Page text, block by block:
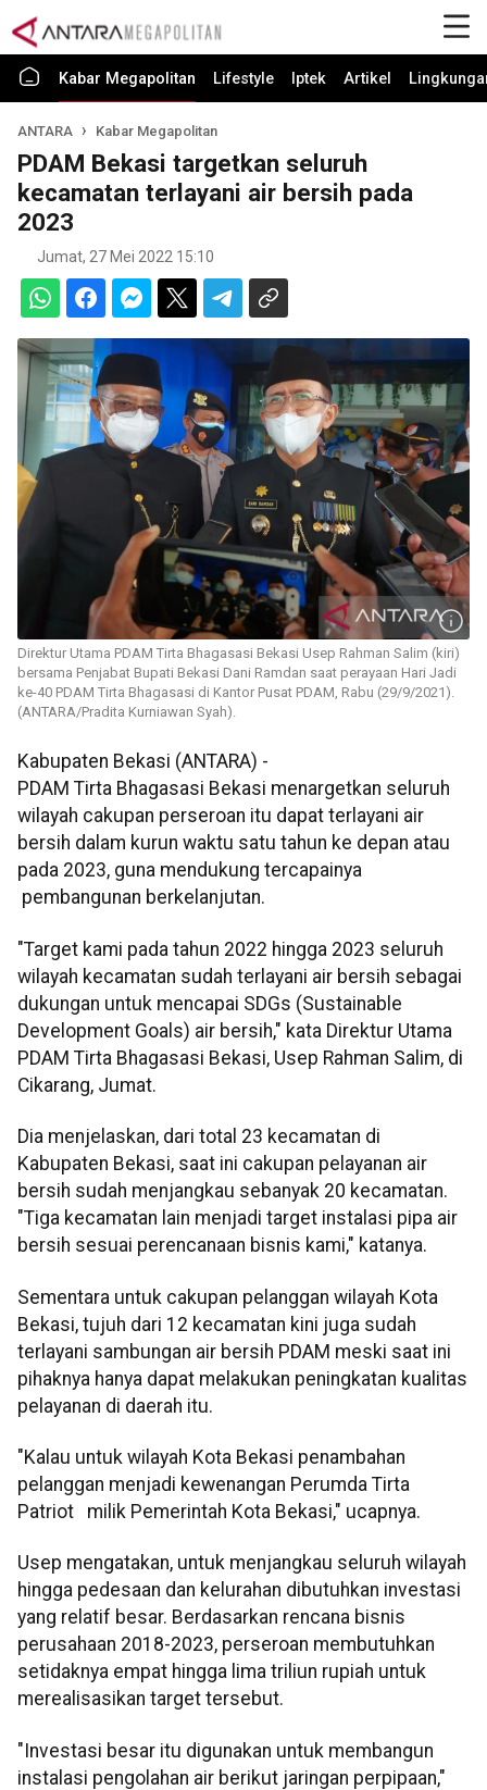
Kabar Megapolitan Lifestyle Iptek Artikel
ANTARA Kabar Megapolitan
PDAM Bekasi targetkan seluruh
kecamatan terlayani air bersih pada
2023
Jumat, 27 Mei 2022 15:10
Direktur Utama PDAM Tirta Bhagasasi Bekasi Usep Rahman Salim (kiri)
bersama Penjabat Bupati Bekasi Dani Ramdan saat perayaan Hari Jadi
ke-40 PDAM Tirta Bhagasasi di Kantor Pusat PDAM, Rabu (29/9/2021).
(ANTARA/Pradita Kurniawan Syah).
Kabupaten Bekasi (ANTARA) -
PDAM Tirta Bhagasasi Bekasi menargetkan seluruh
wilayah cakupan perseroan itu dapat terlayani air
bersih dalam kurun waktu satu tahun ke depan atau
pada 2023, guna mendukung tercapainya
pembangunan berkelanjutan.
"Target kami pada tahun 2022 hingga 2023 seluruh
wilayah kecamatan sudah terlayani air bersih sebagai
dukungan untuk mencapai SDGs (Sustainable
Development Goals) air bersih," kata Direktur Utama
PDAM Tirta Bhagasasi Bekasi, Usep Rahman Salim, di
Cikarang, Jumat.
Dia menjelaskan, dari total 23 kecamatan di
Kabupaten Bekasi, saat ini cakupan pelayanan air
bersih sudah menjangkau sebanyak 20 kecamatan.
"Tiga kecamatan lain menjadi target instalasi pipa air
bersih sesuai perencanaan bisnis kami," katanya.
Sementara untuk cakupan pelanggan wilayah Kota
Bekasi, tujuh dari 12 kecamatan kini juga sudah
terlayani sambungan air bersih PDAM meski saat ini
pihaknya hanya dapat melakukan peningkatan kualitas
pelayanan di daerah itu.
"Kalau untuk wilayah Kota Bekasi penambahan
pelanggan menjadi kewenangan Perumda Tirta
Patriot milik Pemerintah Kota Bekasi," ucapnya.
Usep mengatakan, untuk menjangkau seluruh wilayah
hingga pedesaan dan kelurahan dibutuhkan investasi
yang relatif besar. Berdasarkan rencana bisnis
perusahaan 2018-2023, perseroan membutuhkan
setidaknya empat hingga lima triliun rupiah untuk
merealisasikan target tersebut.
"Investasi besar itu digunakan untuk membangun
instalasi pengolahan air berikut jaringan perpipaan,"